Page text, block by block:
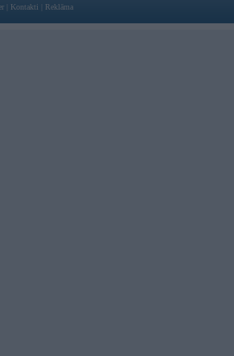
Kontakti Reklāma